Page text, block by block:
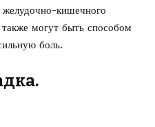
кишечного
могут быть способом
боль.